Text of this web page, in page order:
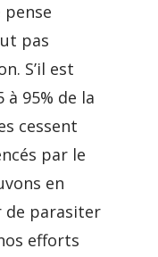
pense
pas
S’il est
à 95% de la
cessent
par le
en
de parasiter
efforts